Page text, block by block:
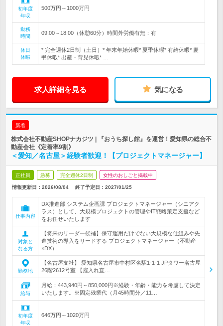
初年度
年収
500万円～1000万円
勤務
時間
09:00～18:00（休憩60分）時間外労働有無：有
休日
休暇
* 完全週休2日制（土日）* 年末年始休暇* 夏季休暇* 有給休暇* 慶
弔休暇* 出産・育児休暇* …
求人詳細を見る 気になる
新着
株式会社不動産SHOPナカジツ | 『おうち探し館』を運営！愛知県の総合不
動産会社《定着率9割》
＜愛知／名古屋＞経験者歓迎！【プロジェクトマネージャー】
正社員 急募 完全週休2日制 女性のおしごと掲載中
情報更新日：2026/08/04 終了予定日： 2027/01/25
仕事内容
DX推進部 システム企画課 プロジェクトマネージャー（シニアク
ラス）として、大規模プロジェクトの管理やIT戦略策定支援など
をお任せいたします
対象と
なる方
【将来のリーダー候補】保守運用だけでない大規模な仕組みや先
進技術の導入をリードする プロジェクトマネージャー（不動産
×DX）
勤務地
【名古屋支社】 愛知県名古屋市中村区名駅1-1-1 JPタワー名古屋
26階2612号室 【雇入れ直…
給与
月給：443,940円～850,000円※経験・年齢・能力を考慮して決定
いたします。※固定残業代（月45時間分／11…
初年度
年収
646万円～1020万円